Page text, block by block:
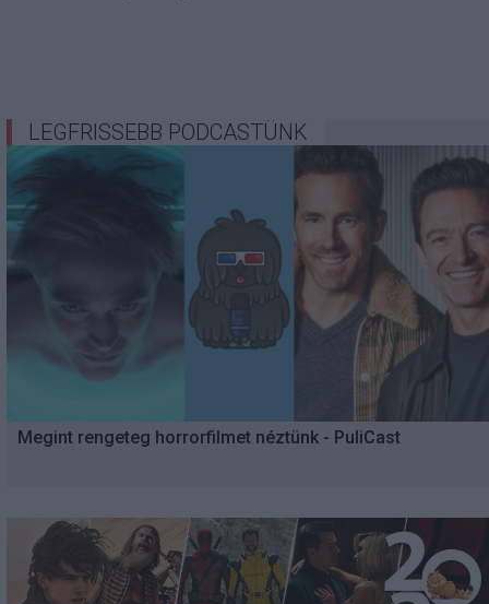
LEGFRISSEBB PODCASTÜNK
Megint rengeteg horrorfilmet néztünk - PuliCast